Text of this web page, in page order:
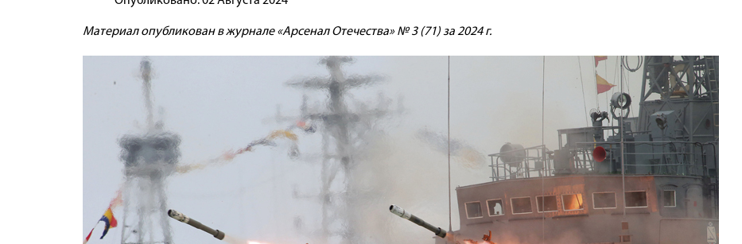
Материал опубликован в журнале «Арсенал Отечества» № 3 (71) за 2024 г.